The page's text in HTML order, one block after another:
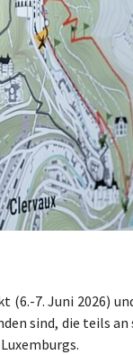
(6.-7. Juni 2026)
sind, die teils